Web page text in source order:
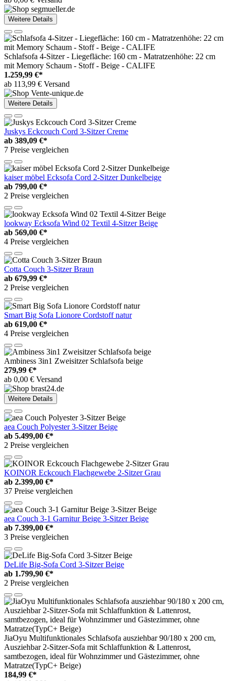
Weitere Details
Schlafsofa 4-Sitzer - Liegefläche: 160 cm - Matratzenhöhe: 22 cm
mit Memory Schaum - Stoff - Beige - CALIFE
1.259,99 €*
ab 113,99 € Versand
Weitere Details
Juskys Eckcouch Cord 3-Sitzer Creme
ab 389,09 €*
7 Preise vergleichen
kaiser möbel Ecksofa Cord 2-Sitzer Dunkelbeige
ab 799,00 €*
2 Preise vergleichen
lookway Ecksofa Wind 02 Textil 4-Sitzer Beige
ab 569,00 €*
4 Preise vergleichen
Cotta Couch 3-Sitzer Braun
ab 679,99 €*
2 Preise vergleichen
Smart Big Sofa Lionore Cordstoff natur
ab 619,00 €*
4 Preise vergleichen
Ambiness 3in1 Zweisitzer Schlafsofa beige
279,99 €*
ab 0,00 € Versand
Weitere Details
aea Couch Polyester 3-Sitzer Beige
ab 5.499,00 €*
2 Preise vergleichen
KOINOR Eckcouch Flachgewebe 2-Sitzer Grau
ab 2.399,00 €*
37 Preise vergleichen
aea Couch 3-1 Garnitur Beige 3-Sitzer Beige
ab 7.399,00 €*
3 Preise vergleichen
DeLife Big-Sofa Cord 3-Sitzer Beige
ab 1.799,90 €*
2 Preise vergleichen
JiaOyu Multifunktionales Schlafsofa ausziehbar 90/180 x 200 cm,
Ausziehbar 2-Sitzer-Sofa mit Schlaffunktion & Lattenrost,
samtbezogen, ideal für Wohnzimmer und Gästezimmer, ohne
Matratze(TypC+ Beige)
184,99 €*